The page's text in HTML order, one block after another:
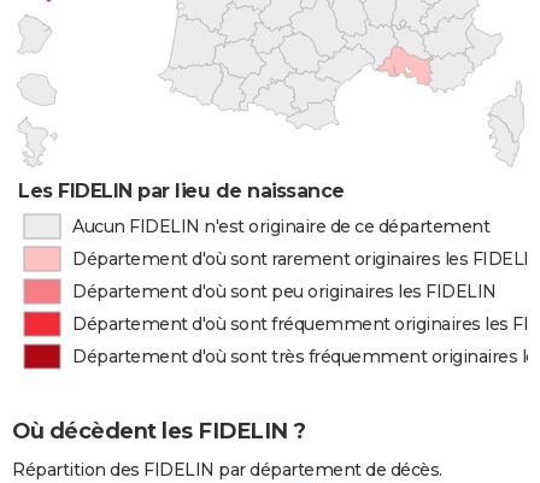
Les FIDELIN par lieu de naissance
Aucun FIDELIN n'est originaire de ce département
Département d'où sont rarement originaires les
Département d'où sont peu originaires les FIDELIN
Département d'où sont fréquemment originaires les
Département d'où sont très fréquemment originaires
Où décèdent les FIDELIN ?
Répartition des FIDELIN par département de décès.